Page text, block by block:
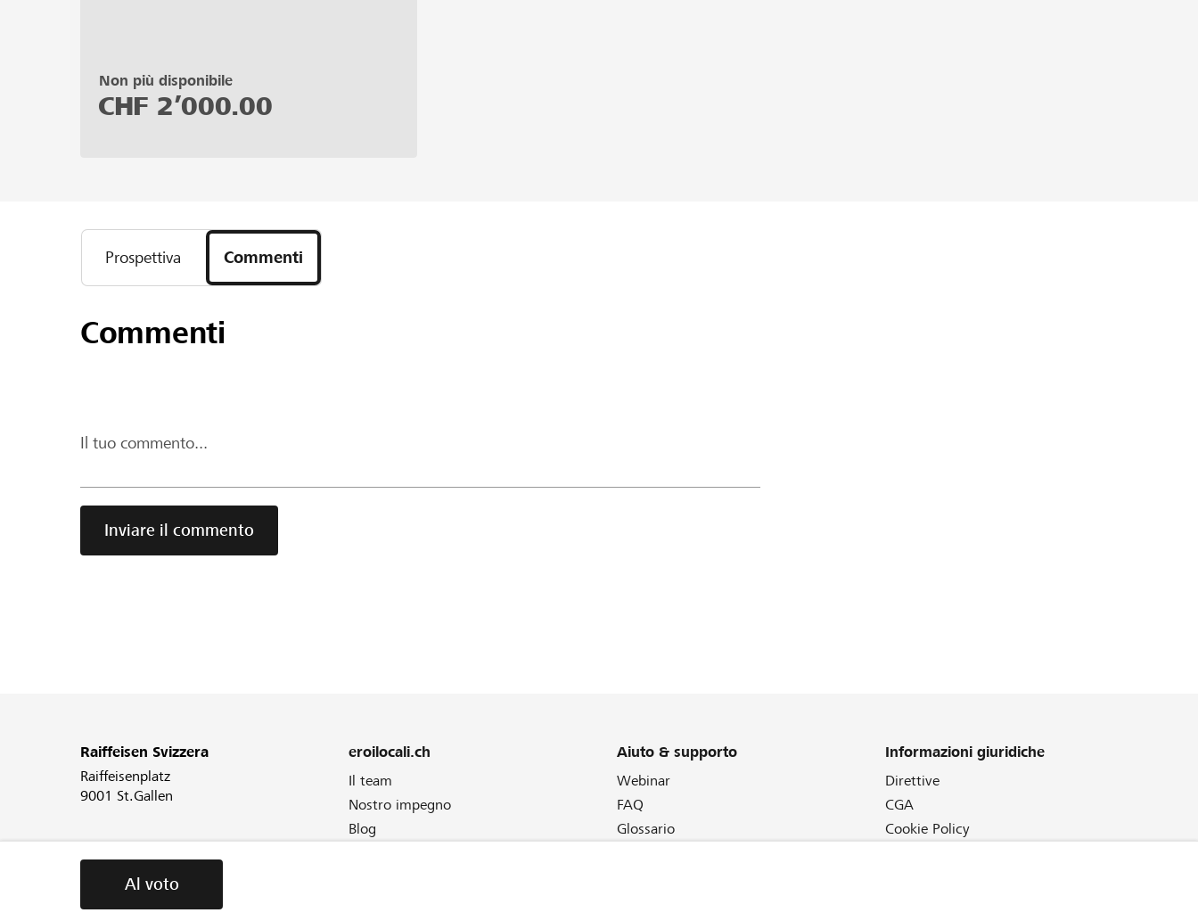
Non più disponibile
CHF 2’000.00
Prospettiva Commenti
Commenti
Il tuo commento...
Inviare il commento
Al voto
Al voto
Raiffeisen Svizzera
Raiffeisenplatz
9001 St.Gallen
eroilocali.ch
Il team
Nostro impegno
Blog
Aiuto & supporto
Webinar
FAQ
Glossario
Informazioni giuridiche
Direttive
CGA
Cookie Policy